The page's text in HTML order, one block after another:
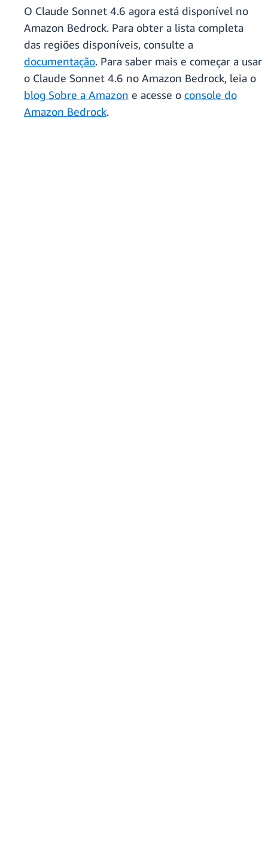
O Claude Sonnet 4.6 agora está disponível no
Amazon Bedrock. Para obter a lista completa
das regiões disponíveis, consulte a
documentação. Para saber mais e começar a usar
o Claude Sonnet 4.6 no Amazon Bedrock, leia o
blog Sobre a Amazon e acesse o console do
Amazon Bedrock.